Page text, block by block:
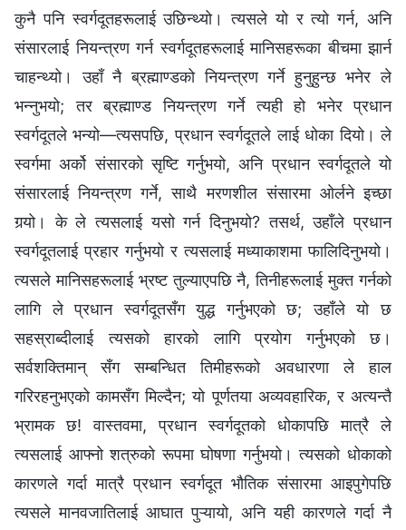
कुनै पनि स्वर्गदूतहरूलाई उछिन्थ्यो। त्यसले यो र त्यो गर्न, अनि
संसारलाई नियन्त्रण गर्न स्वर्गदूतहरूलाई मानिसहरूका बीचमा झार्न
चाहन्थ्यो। उहाँ नै ब्रह्माण्डको नियन्त्रण गर्ने हुनुहुन्छ भनेर ले
भन्‍नुभयो; तर ब्रह्माण्ड नियन्त्रण गर्ने त्यही हो भनेर प्रधान
स्‍वर्गदूतले भन्यो—त्यसपछि, प्रधान स्‍वर्गदूतले लाई धोका दियो। ले
स्वर्गमा अर्को संसारको सृष्टि गर्नुभयो, अनि प्रधान स्‍वर्गदूतले यो
संसारलाई नियन्त्रण गर्ने, साथै मरणशील संसारमा ओर्लने इच्‍छा
गर्‍यो। के ले त्यसलाई यसो गर्न दिनुभयो? तसर्थ, उहाँले प्रधान
स्‍वर्गदूतलाई प्रहार गर्नुभयो र त्यसलाई मध्याकाशमा फालिदिनुभयो।
त्यसले मानिसहरूलाई भ्रष्ट तुल्याएपछि नै, तिनीहरूलाई मुक्त गर्नको
लागि ले प्रधान स्‍वर्गदूतसँग युद्ध गर्नुभएको छ; उहाँले यो छ
सहस्राब्दीलाई त्यसको हारको लागि प्रयोग गर्नुभएको छ।
सर्वशक्तिमान् सँग सम्‍बन्धित तिमीहरूको अवधारणा ले हाल
गरिरहनुभएको कामसँग मिल्दैन; यो पूर्णतया अव्यवहारिक, र अत्यन्तै
भ्रामक छ! वास्तवमा, प्रधान स्‍वर्गदूतको धोकापछि मात्रै ले
त्यसलाई आफ्‍नो शत्रुको रूपमा घोषणा गर्नुभयो। त्यसको धोकाको
कारणले गर्दा मात्रै प्रधान स्‍वर्गदूत भौतिक संसारमा आइपुगेपछि
त्यसले मानवजातिलाई आघात पुऱ्यायो, अनि यही कारणले गर्दा नै